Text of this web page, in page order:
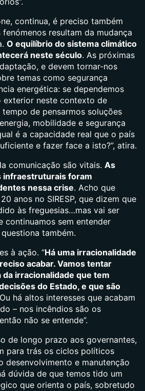
continua, é preciso também
fenómenos resultam da mudança
O equilíbrio do sistema climático
neste século. As próximas
e devem tornar-nos
temas como segurança
energética: se dependemos
exterior neste contexto de
de pensarmos soluções
mobilidade e segurança
é a capacidade real que o país
e fazer face a isto?”, atira.
comunicação são vitais. As
infraestruturais foram
nessa crise. Acho que
anos no SIRESP, que dizem que
às freguesias…mas vai ser
continuamos sem entender
também.
à ação. “Há uma irracionalidade
acabar. Vamos tentar
da irracionalidade que tem
do Estado, e que são
há altos interesses que acabam
– nos incêndios são os
não se entende”.
de longo prazo aos governantes,
para trás os ciclos políticos
desenvolvimento e manutenção
dúvida de que temos tido um
que orienta o país, sobretudo